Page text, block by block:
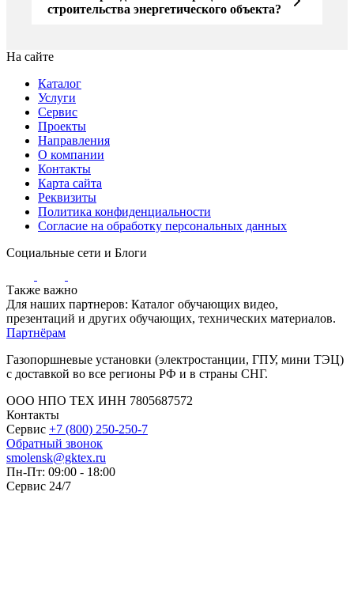
строительства энергетического объекта?
На сайте
Каталог
Услуги
Сервис
Проекты
Направления
О компании
Контакты
Карта сайта
Реквизиты
Политика конфиденциальности
Согласие на обработку персональных данных
Социальные сети и Блоги
Также важно
Для наших партнеров: Каталог обучающих видео,
презентаций и других обучающих, технических материалов.
Партнёрам
Газопоршневые установки (электростанции, ГПУ, мини ТЭЦ)
с доставкой во все регионы РФ и в страны СНГ.
ООО НПО ТЕХ ИНН 7805687572
Контакты
Сервис +7 (800) 250-250-7
Обратный звонок
smolensk@gktex.ru
Пн-Пт: 09:00 - 18:00
Сервис 24/7